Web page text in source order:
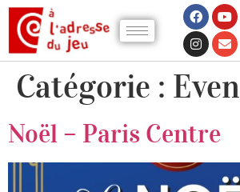
Catégorie :
Noël – Paris Centre